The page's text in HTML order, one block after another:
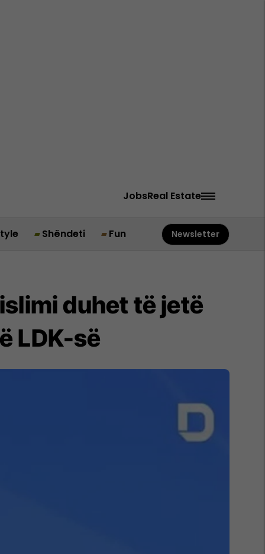
JobsReal Estate
Shëndeti Fun Newsletter
duhet të jetë
LDK-së